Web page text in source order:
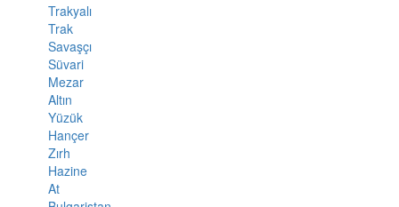
Trakyalı
Trak
Savaşçı
Süvari
Mezar
Altın
Yüzük
Hançer
Zırh
Hazine
At